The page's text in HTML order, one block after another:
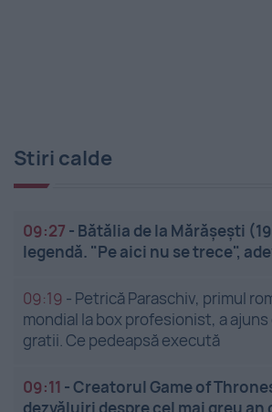
Stiri calde
09:27 - Bătălia de la Mărășești
legendă. "Pe aici nu se trece",
09:19 - Petrică Paraschiv, primul
mondial la box profesionist, a
gratii. Ce pedeapsă execută
09:11 -Creatorul Game of